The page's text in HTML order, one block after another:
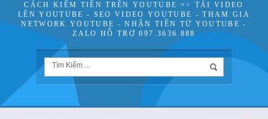
CÁCH KIẾM TIỀN TRÊN YOUTUBE => TẢI VIDEO
LÊN YOUTUBE - SEO VIDEO YOUTUBE - THAM GIA
NETWORK YOUTUBE - NHẬN TIỀN TỪ YOUTUBE -
ZALO HỖ TRỢ 097.3636.888